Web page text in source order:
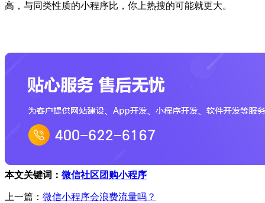
高，与同类性质的小程序比，你上热搜的可能就更大。
本文关键词： 微信社区团购小程序
上一篇： 微信小程序会浪费流量吗？